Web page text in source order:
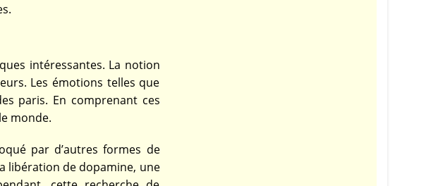
intéressantes. La notion
Les émotions telles que
paris. En comprenant ces
monde.
par d’autres formes de
libération de dopamine, une